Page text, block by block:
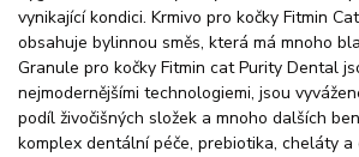
vynikající kondici. Krmivo pro kočky Fitmin
obsahuje bylinnou směs, která má mnoho
Granule pro kočky Fitmin cat Purity Dental
nejmodernějšími technologiemi, jsou
podíl živočišných složek a mnoho dalších
komplex dentální péče, prebiotika, cheláty a